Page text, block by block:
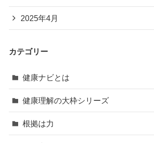
2025年4月
カテゴリー
健康ナビとは
健康理解の大枠シリーズ
根拠は力